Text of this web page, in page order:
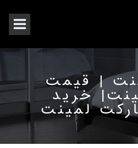
| قیمت
خرید
لمینت